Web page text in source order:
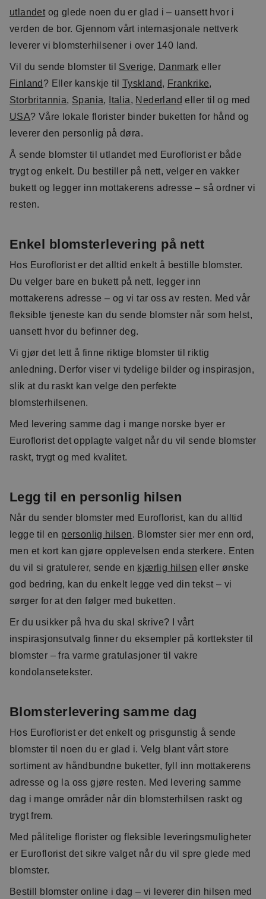
utlandet og glede noen du er glad i – uansett hvor i
verden de bor. Gjennom vårt internasjonale nettverk
leverer vi blomsterhilsener i over 140 land.
Vil du sende blomster til Sverige, Danmark eller
Finland ? Eller kanskje til Tyskland, Frankrike,
Storbritannia, Spania, Italia, Nederland eller til og med
USA? Våre lokale florister binder buketten for hånd og
leverer den personlig på døra.
Å sende blomster til utlandet med Euroflorist er både
trygt og enkelt. Du bestiller på nett, velger en vakker
bukett og legger inn mottakerens adresse – så ordner vi
resten.
Enkel blomsterlevering på nett
Hos Euroflorist er det alltid enkelt å bestille blomster.
Du velger bare en bukett på nett, legger inn
mottakerens adresse – og vi tar oss av resten. Med vår
fleksible tjeneste kan du sende blomster når som helst,
uansett hvor du befinner deg.
Vi gjør det lett å finne riktige blomster til riktig
anledning. Derfor viser vi tydelige bilder og inspirasjon,
slik at du raskt kan velge den perfekte
blomsterhilsenen.
Med levering samme dag i mange norske byer er
Euroflorist det opplagte valget når du vil sende blomster
raskt, trygt og med kvalitet.
Legg til en personlig hilsen
Når du sender blomster med Euroflorist, kan du alltid
legge til en personlig hilsen. Blomster sier mer enn ord,
men et kort kan gjøre opplevelsen enda sterkere. Enten
du vil si gratulerer, sende en kjærlig hilsen eller ønske
god bedring, kan du enkelt legge ved din tekst – vi
sørger for at den følger med buketten.
Er du usikker på hva du skal skrive? I vårt
inspirasjonsutvalg finner du eksempler på korttekster til
blomster – fra varme gratulasjoner til vakre
kondolansetekster.
Blomsterlevering samme dag
Hos Euroflorist er det enkelt og prisgunstig å sende
blomster til noen du er glad i. Velg blant vårt store
sortiment av håndbundne buketter, fyll inn mottakerens
adresse og la oss gjøre resten. Med levering samme
dag i mange områder når din blomsterhilsen raskt og
trygt frem.
Med pålitelige florister og fleksible leveringsmuligheter
er Euroflorist det sikre valget når du vil spre glede med
blomster.
Bestill blomster online i dag – vi leverer din hilsen med